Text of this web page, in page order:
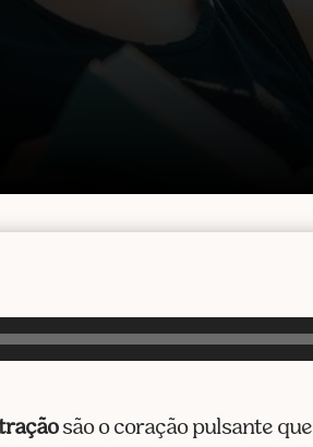
são o coração pulsante